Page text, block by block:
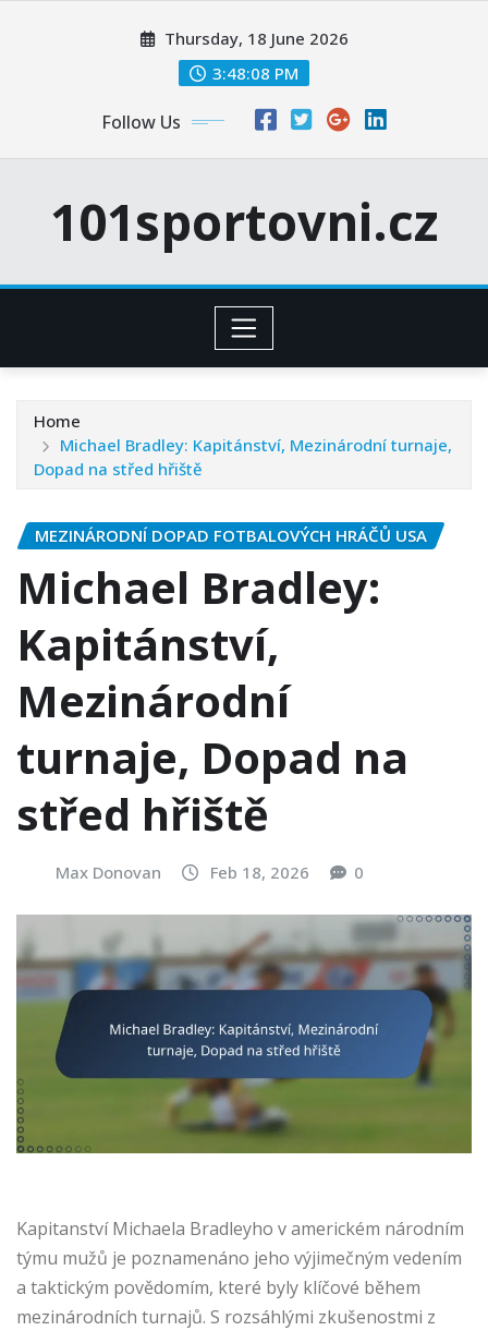
Thursday, 18 June 2026
3:48:09 PM
Follow Us
101sportovni.cz
Home
Michael Bradley: Kapitánství, Mezinárodní turnaje,
Dopad na střed hřiště
MEZINÁRODNÍ DOPAD FOTBALOVÝCH HRÁČŮ USA
Michael Bradley:
Kapitánství,
Mezinárodní
turnaje, Dopad na
střed hřiště
Max Donovan Feb 18, 2026 0
Kapitanství Michaela Bradleyho v americkém národním
týmu mužů je poznamenáno jeho výjimečným vedením
a taktickým povědomím, které byly klíčové během
mezinárodních turnajů. S rozsáhlými zkušenostmi z